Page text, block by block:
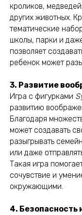
кроликов,
других животных.
тематические
школы, парки и
позволяет
ребенок может
3. Развитие
Игра с фигурками
развитию
Благодаря
может создавать
разыгрывать
или даже
Такая игра
сочувствие и
окружающими.
4. Безопасность